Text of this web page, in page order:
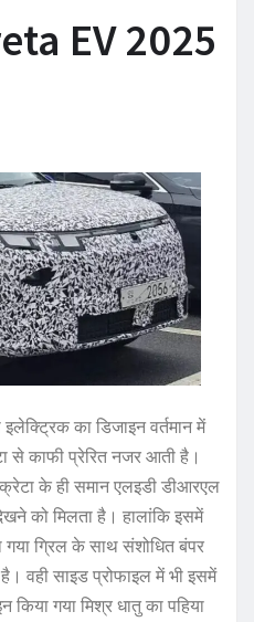
EV 2025
का डिजाइन वर्तमान में
से काफी प्रेरित नजर आती है।
के ही समान एलइडी डीआरएल
को मिलता है। हालांकि इसमें
ग्रिल के साथ संशोधित बंपर
वही साइड प्रोफाइल में भी इसमें
किया गया मिश्र धातु का पहिया